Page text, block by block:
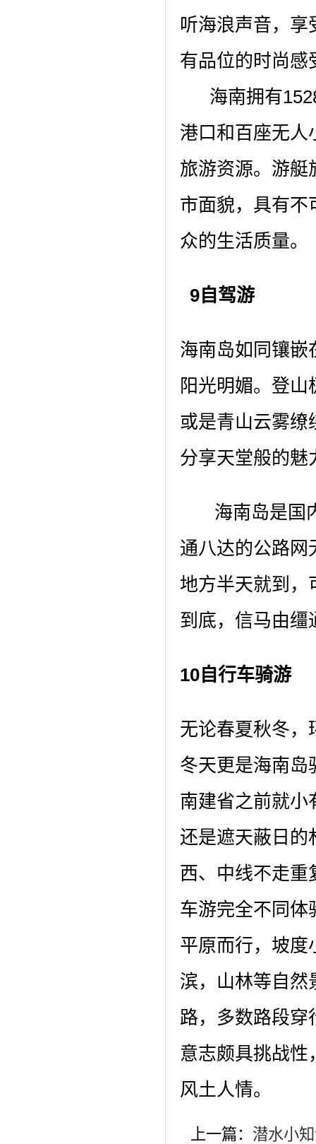
听海浪声音，
有品位的时尚感
海南拥有1528
港口和百座无人
旅游资源。游艇
市面貌，具有不
众的生活质量。
9自驾游
海南岛如同镶嵌
阳光明媚。登
或是青山云雾缭
分享天堂般的魅
海南岛是国内
通八达的公路网
地方半天就到，
到底，信马由缰
10自行车骑游
无论春夏秋冬，
冬天更是海南岛
南建省之前就小
还是遮天蔽日的
西、中线不走重
车游完全不同体
平原而行，坡度
滨，山林等自然
路，多数路段穿
意志颇具挑战性
风土人情。
上一篇： 潜水小